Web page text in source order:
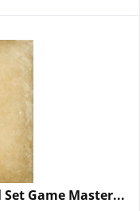
Set Game Master...